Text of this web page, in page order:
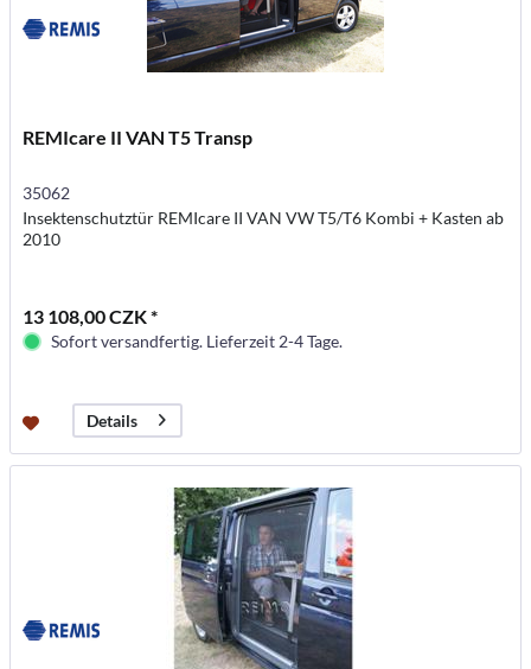
REMIcare II VAN T5 Transp
35062
Insektenschutztür REMIcare II VAN VW T5/T6 Kombi + Kasten ab
2010
13 108,00 CZK *
Sofort versandfertig. Lieferzeit 2-4 Tage.
Details